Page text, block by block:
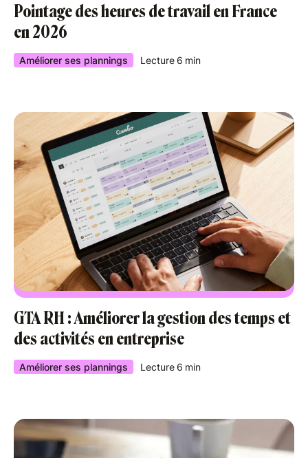
Pointage des heures de travail en France
en 2026
Améliorer ses plannings Lecture 6 min
GTA RH : Améliorer la gestion des temps et
des activités en entreprise
Améliorer ses plannings Lecture 6 min